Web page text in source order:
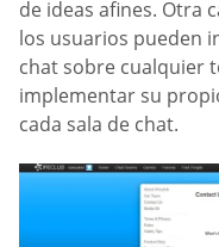
de ideas afines. Otra
los usuarios pueden
chat sobre cualquier
implementar su
cada sala de chat.